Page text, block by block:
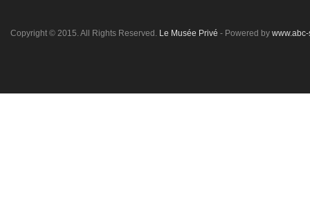
Copyright © 2015. All Rights Reserved. Le Musée Privé - Powered by